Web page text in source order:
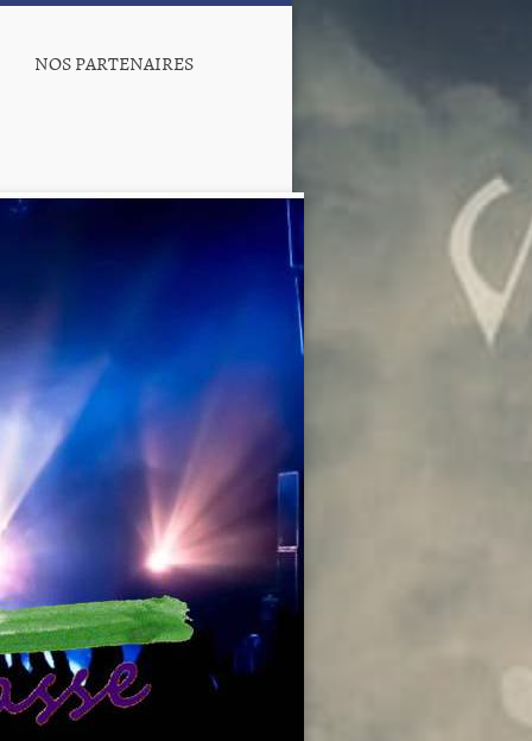
NOS PARTENAIRES